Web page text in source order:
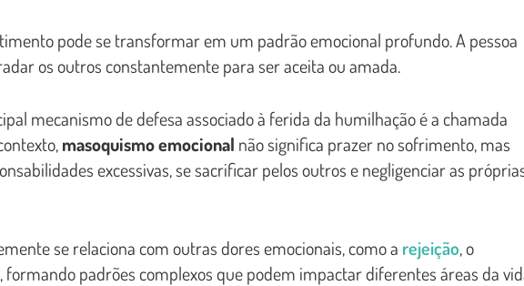
pode se transformar em um padrão emocional profundo. A pessoa
os outros constantemente para ser aceita ou amada.
mecanismo de defesa associado à ferida da humilhação é a chamada
masoquismo emocional não significa prazer no sofrimento, mas
excessivas, se sacrificar pelos outros e negligenciar as
se relaciona com outras dores emocionais, como a rejeição, o
, formando padrões complexos que podem impactar diferentes áreas da